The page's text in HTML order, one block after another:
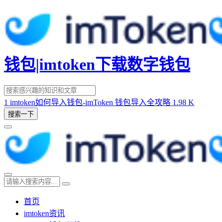
钱包|imtoken下载数字钱包
1 imtoken如何导入钱包-imToken 钱包导入全攻略 1.98 K
搜索一下
首页
imtoken资讯